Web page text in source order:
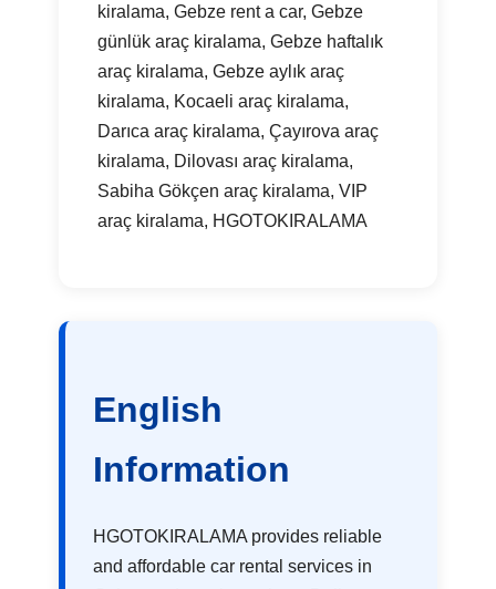
kiralama, Gebze rent a car, Gebze
günlük araç kiralama, Gebze haftalık
araç kiralama, Gebze aylık araç
kiralama, Kocaeli araç kiralama,
Darıca araç kiralama, Çayırova araç
kiralama, Dilovası araç kiralama,
Sabiha Gökçen araç kiralama, VIP
araç kiralama, HGOTOKIRALAMA
English
Information
HGOTOKIRALAMA provides reliable
and affordable car rental services in